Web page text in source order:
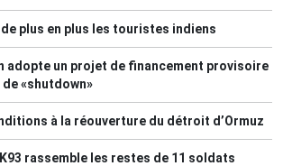
plus en plus les touristes indiens
adopte un projet de financement provisoire
«shutdown»
à la réouverture du détroit d’Ormuz
K93 rassemble les restes de 11 soldats